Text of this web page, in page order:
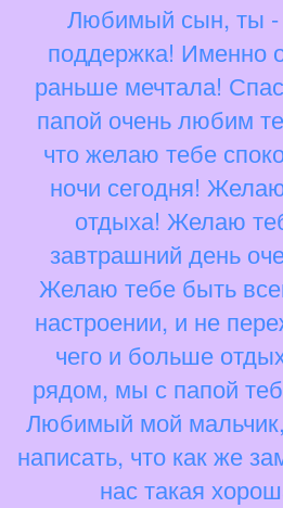
Любимый сын, ты -
поддержка! Именно
раньше мечтала!
папой очень любим
что желаю тебе
ночи сегодня!
отдыха! Желаю
завтрашний день
Желаю тебе быть
настроении, и не
чего и больше
рядом, мы с папой
Любимый мой
написать, что как же
нас такая